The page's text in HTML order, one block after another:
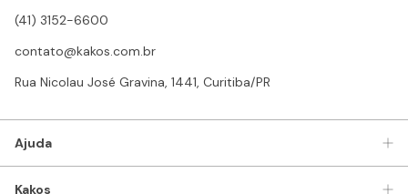
(41) 3152-6600
contato@kakos.com.br
Rua Nicolau José Gravina, 1441, Curitiba/PR
Ajuda
Kakos